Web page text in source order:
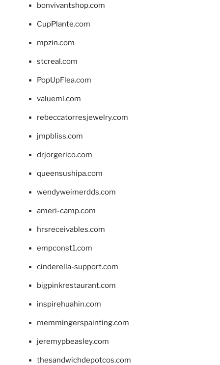
bonvivantshop.com
CupPlante.com
mpzin.com
stcreal.com
PopUpFlea.com
valueml.com
rebeccatorresjewelry.com
jmpbliss.com
drjorgerico.com
queensushipa.com
wendyweimerdds.com
ameri-camp.com
hrsreceivables.com
empconst1.com
cinderella-support.com
bigpinkrestaurant.com
inspirehuahin.com
memmingerspainting.com
jeremypbeasley.com
thesandwichdepotcos.com